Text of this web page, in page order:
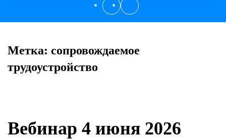
Метка: сопровождаемое
трудоустройство
Вебинар 4 июня 2026